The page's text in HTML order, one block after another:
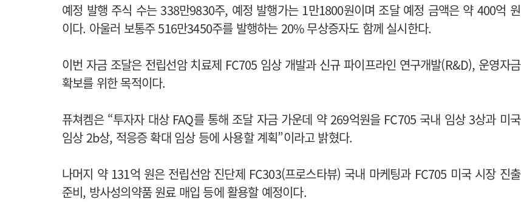
예정 발행 주식 수는 338만9830주, 예정 발행가는 1만1800원이며 조달 예정 금액은 약 400억 원
이다. 아울러 보통주 516만3450주를 발행하는 20% 무상증자도 함께 실시한다.
이번 자금 조달은 전립선암 치료제 FC705 임상 개발과 신규 파이프라인 연구개발(R&D), 운영자금
확보를 위한 목적이다.
퓨쳐켐은 “투자자 대상 FAQ를 통해 조달 자금 가운데 약 269억원을 FC705 국내 임상 3상과 미국
임상 2b상, 적응증 확대 임상 등에 사용할 계획”이라고 밝혔다.
나머지 약 131억 원은 전립선암 진단제 FC303(프로스타뷰) 국내 마케팅과 FC705 미국 시장 진출
준비, 방사성의약품 원료 매입 등에 활용할 예정이다.